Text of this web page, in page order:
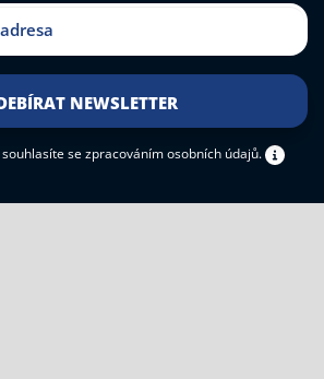
se zpracováním osobních údajů.